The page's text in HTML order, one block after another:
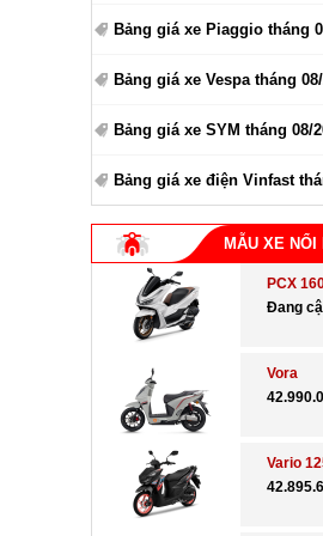
Bảng giá xe Piaggio tháng
Bảng giá xe Vespa tháng
Bảng giá xe SYM tháng 08/
Bảng giá xe điện Vinfast
MẪU XE NỔI
PCX
Đang
Vora
Vario